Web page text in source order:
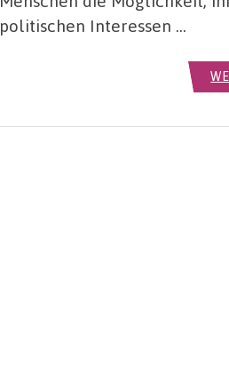
politischen Interessen …